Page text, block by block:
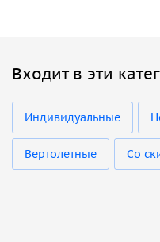
Входит в эти
Индивидуальные
Вертолетные Со